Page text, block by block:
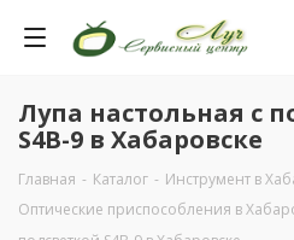
Лупа настольная с
S4B-9 в Хабаровске
Главная - Каталог - Инструмент в
Оптические приспособления в